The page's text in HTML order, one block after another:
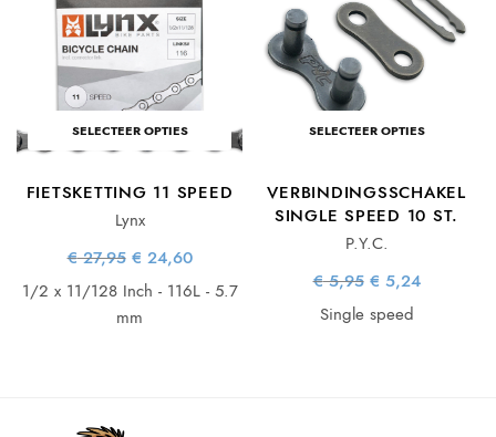
SELECTEER OPTIES
FIETSKETTING 11 SPEED
Lynx
€27,95 Oorspronkelijke
prijs was:
€ 27,95.
€ 24,60
€ 24,60.
1/2 x 11/128 Inch - 116L - 5.7
mm
SELECTEER OPTIES
VERBINDINGSSCHAKEL
SINGLE SPEED 10 ST.
P.Y.C.
€5,95 Oorspronkelijke
prijs was:
€ 5,95.
€ 5,24Huidige
Single speed